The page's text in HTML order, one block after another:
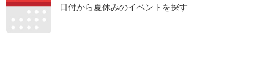
日付から夏休みのイベントを探す